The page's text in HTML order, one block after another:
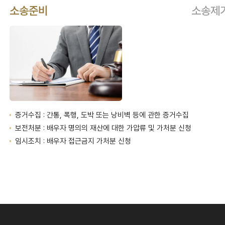
소송준비
증거수집 : 간통, 폭행, 도박 또는 낭비벽 등에 관한 증거수집
보전처분 : 배우자 명의의 재산에 대한 가압류 및 가처분 신청
임시조치 : 배우자 접근금지 가처분 신청
소송제